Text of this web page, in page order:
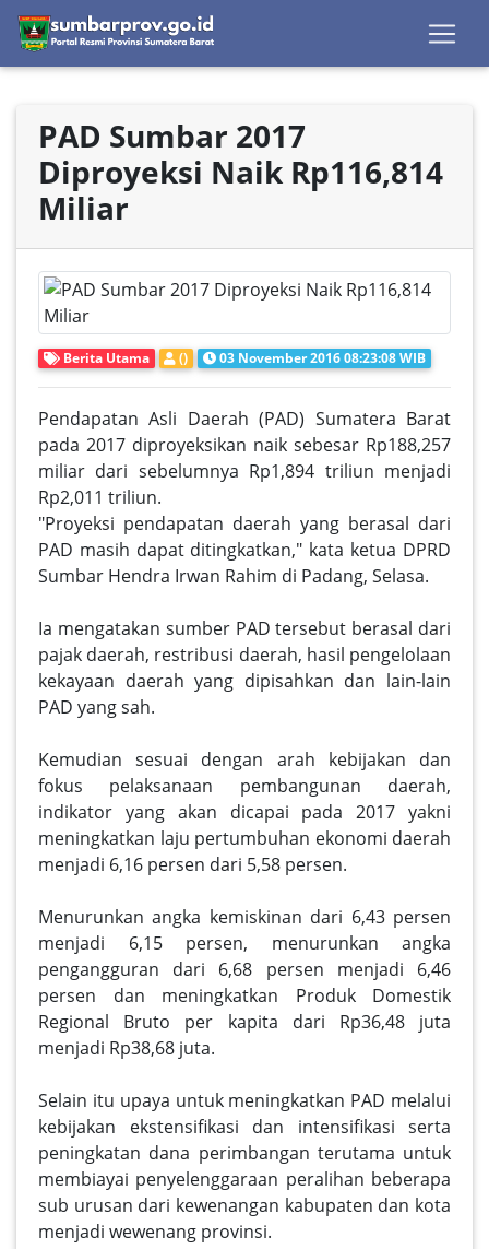
PAD Sumbar 2017
Diproyeksi Naik Rp116,814
Miliar
Berita Utama () 03 November 2016 08:23:08 WIB
Pendapatan Asli Daerah (PAD) Sumatera Barat
pada 2017 diproyeksikan naik sebesar Rp188,257
miliar dari sebelumnya Rp1,894 triliun menjadi
Rp2,011 triliun.
"Proyeksi pendapatan daerah yang berasal dari
PAD masih dapat ditingkatkan," kata ketua DPRD
Sumbar Hendra Irwan Rahim di Padang, Selasa.
Ia mengatakan sumber PAD tersebut berasal dari
pajak daerah, restribusi daerah, hasil pengelolaan
kekayaan daerah yang dipisahkan dan lain-lain
PAD yang sah.
Kemudian sesuai dengan arah kebijakan dan
fokus pelaksanaan pembangunan daerah,
indikator yang akan dicapai pada 2017 yakni
meningkatkan laju pertumbuhan ekonomi daerah
menjadi 6,16 persen dari 5,58 persen.
Menurunkan angka kemiskinan dari 6,43 persen
menjadi 6,15 persen, menurunkan angka
pengangguran dari 6,68 persen menjadi 6,46
persen dan meningkatkan Produk Domestik
Regional Bruto per kapita dari Rp36,48 juta
menjadi Rp38,68 juta.
Selain itu upaya untuk meningkatkan PAD melalui
kebijakan ekstensifikasi dan intensifikasi serta
peningkatan dana perimbangan terutama untuk
membiayai penyelenggaraan peralihan beberapa
sub urusan dari kewenangan kabupaten dan kota
menjadi wewenang provinsi.